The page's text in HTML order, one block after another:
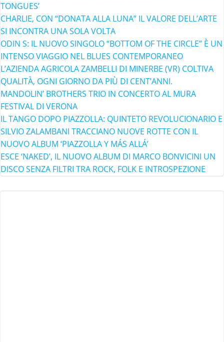
TONGUES’
CHARLIE, CON “DONATA ALLA LUNA” IL VALORE DELL’ARTE
SI INCONTRA UNA SOLA VOLTA
ODIN S: IL NUOVO SINGOLO “BOTTOM OF THE CIRCLE” È UN
INTENSO VIAGGIO NEL BLUES CONTEMPORANEO
L’AZIENDA AGRICOLA ZAMBELLI DI MINERBE (VR) COLTIVA
QUALITÀ, OGNI GIORNO DA PIÙ DI CENT’ANNI.
MANDOLIN’ BROTHERS TRIO IN CONCERTO AL MURA
FESTIVAL DI VERONA
IL TANGO DOPO PIAZZOLLA: QUINTETO REVOLUCIONARIO E
SILVIO ZALAMBANI TRACCIANO NUOVE ROTTE CON IL
NUOVO ALBUM ‘PIAZZOLLA Y MÁS ALLÁ’
ESCE ‘NAKED’, IL NUOVO ALBUM DI MARCO BONVICINI UN
DISCO SENZA FILTRI TRA ROCK, FOLK E INTROSPEZIONE